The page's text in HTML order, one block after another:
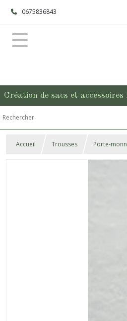
0675836843
Création de sacs et
Accueil Trousses Porte-